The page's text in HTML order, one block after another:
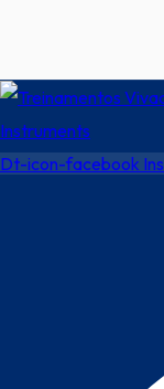
Dt-icon-facebook